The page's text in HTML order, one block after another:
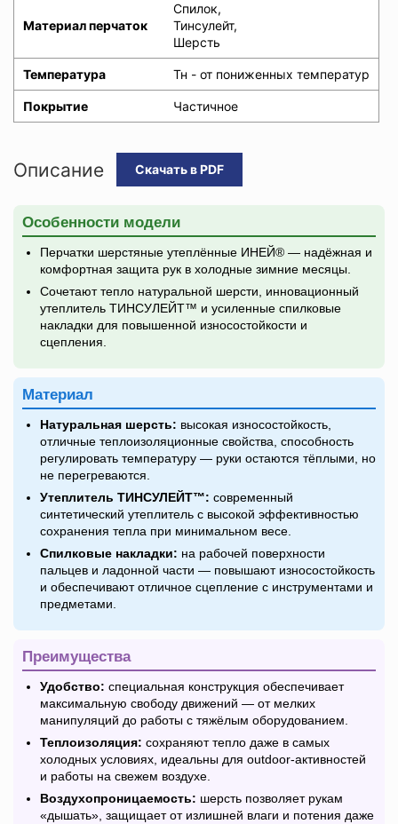
Материал перчаток
Спилок,
Тинсулейт,
Шерсть
Температура Тн - от пониженных температур
Покрытие Частичное
Описание Скачать в PDF
Особенности модели
Перчатки шерстяные утеплённые ИНЕЙ® — надёжная и
комфортная защита рук в холодные зимние месяцы.
Сочетают тепло натуральной шерсти, инновационный
утеплитель ТИНСУЛЕЙТ™ и усиленные спилковые
накладки для повышенной износостойкости и
сцепления.
Материал
Натуральная шерсть: высокая износостойкость,
отличные теплоизоляционные свойства, способность
регулировать температуру — руки остаются тёплыми, но
не перегреваются.
Утеплитель ТИНСУЛЕЙТ™: современный
синтетический утеплитель с высокой эффективностью
сохранения тепла при минимальном весе.
Спилковые накладки: на рабочей поверхности
пальцев и ладонной части — повышают износостойкость
и обеспечивают отличное сцепление с инструментами и
предметами.
Преимущества
Удобство: специальная конструкция обеспечивает
максимальную свободу движений — от мелких
манипуляций до работы с тяжёлым оборудованием.
Теплоизоляция: сохраняют тепло даже в самых
холодных условиях, идеальны для outdoor-активностей
и работы на свежем воздухе.
Воздухопроницаемость: шерсть позволяет рукам
«дышать», защищает от излишней влаги и потения даже